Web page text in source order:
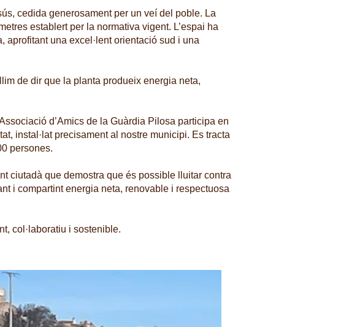
cedida generosament per un veí del poble. La
establert per la normativa vigent. L’espai ha
una excel·lent orientació sud i una
de dir que la planta produeix energia neta,
d’Amics de la Guàrdia Pilosa participa en
instal·lat precisament al nostre municipi. Es tracta
persones.
ciutadà que demostra que és possible lluitar contra
i compartint energia neta, renovable i respectuosa
col·laboratiu i sostenible.